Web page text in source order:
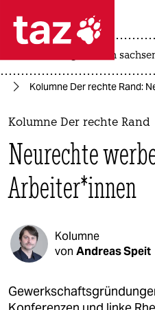
 taz
taz zahl ich
themen
politik
öko
kultur
landtagswahl in
Kolumne Der rechte Rand:
Kolumne Der rechte Rand
Neurechte
Arbeiter*innen
Kolumne
von Andreas Speit